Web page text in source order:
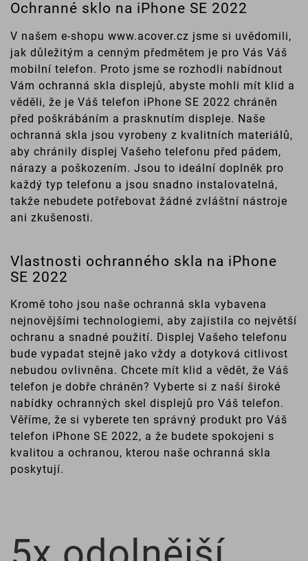
Ochranné sklo na iPhone SE 2022
V našem e-shopu www.acover.cz jsme si uvědomili,
jak důležitým a cenným předmětem je pro Vás Váš
mobilní telefon. Proto jsme se rozhodli nabídnout
Vám ochranná skla displejů, abyste mohli mít klid a
věděli, že je Váš telefon iPhone SE 2022 chráněn
před poškrábáním a prasknutím displeje. Naše
ochranná skla jsou vyrobeny z kvalitních materiálů,
aby chránily displej Vašeho telefonu před pádem,
nárazy a poškozením. Jsou to ideální doplněk pro
každý typ telefonu a jsou snadno instalovatelná,
takže nebudete potřebovat žádné zvláštní nástroje
ani zkušenosti.
Vlastnosti ochranného skla na iPhone
SE 2022
Kromě toho jsou naše ochranná skla vybavena
nejnovějšími technologiemi, aby zajistila co největší
ochranu a snadné použití. Displej Vašeho telefonu
bude vypadat stejně jako vždy a dotyková citlivost
nebudou ovlivněna. Chcete mít klid a vědět, že Váš
telefon je dobře chráněn? Vyberte si z naší široké
nabídky ochranných skel displejů pro Váš telefon.
Věříme, že si vyberete ten správný produkt pro Váš
telefon iPhone SE 2022, a že budete spokojeni s
kvalitou a ochranou, kterou naše ochranná skla
poskytují.